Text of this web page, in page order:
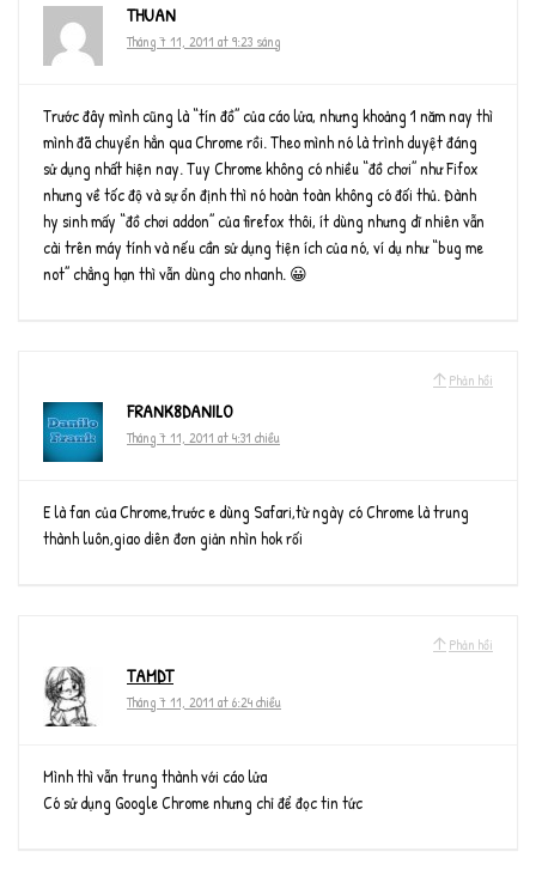
THUAN
Tháng 7 11, 2011 at 9:23 sáng
Trước đây mình cũng là “tín đồ” của cáo lửa, nhưng khoảng 1 năm nay thì
mình đã chuyển hẳn qua Chrome rồi. Theo mình nó là trình duyệt đáng
sử dụng nhất hiện nay. Tuy Chrome không có nhiều “đồ chơi” như Fifox
nhưng về tốc độ và sự ổn định thì nó hoàn toàn không có đối thủ. Đành
hy sinh mấy “đồ chơi addon” của firefox thôi, ít dùng nhưng dĩ nhiên vẫn
cài trên máy tính và nếu cần sử dụng tiện ích của nó, ví dụ như “bug me
not” chẳng hạn thì vẫn dùng cho nhanh. 😀
Phản hồi
FRANK8DANILO
Tháng 7 11, 2011 at 4:31 chiều
E là fan của Chrome,trước e dùng Safari,từ ngày có Chrome là trung
thành luôn,giao diên đơn giản nhìn hok rối
Phản hồi
TAMDT
Tháng 7 11, 2011 at 6:24 chiều
Mình thì vẫn trung thành với cáo lửa
Có sử dụng Google Chrome nhưng chỉ để đọc tin tức